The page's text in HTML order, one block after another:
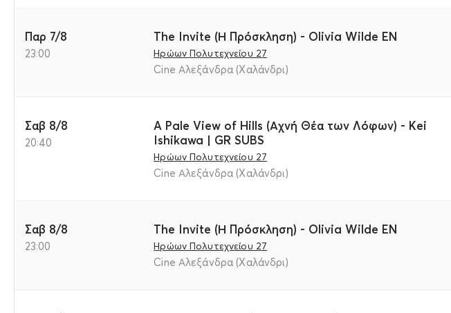
Παρ 7/8
23:00
The Invite (Η Πρόσκληση) - Olivia Wilde EN
Ηρώων Πολυτεχνείου 27
Cine Αλεξάνδρα (Χαλάνδρι)
Σαβ 8/8
20:40
A Pale View of Hills (Αχνή Θέα των Λόφων) - Kei
Ishikawa | GR SUBS
Ηρώων Πολυτεχνείου 27
Cine Αλεξάνδρα (Χαλάνδρι)
Σαβ 8/8
23:00
The Invite (Η Πρόσκληση) - Olivia Wilde EN
Ηρώων Πολυτεχνείου 27
Cine Αλεξάνδρα (Χαλάνδρι)